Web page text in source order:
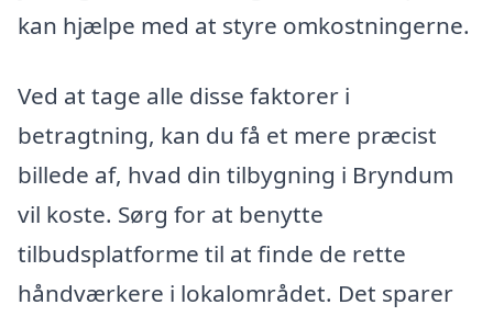
kan hjælpe med at styre omkostningerne.
Ved at tage alle disse faktorer i
betragtning, kan du få et mere præcist
billede af, hvad din tilbygning i Bryndum
vil koste. Sørg for at benytte
tilbudsplatforme til at finde de rette
håndværkere i lokalområdet. Det sparer